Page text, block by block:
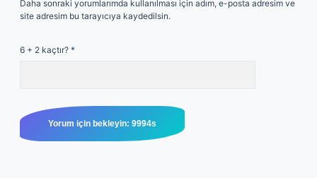
Daha sonraki yorumlarımda kullanılması için adım, e-posta adresim ve
site adresim bu tarayıcıya kaydedilsin.
6 + 2 kaçtır? *